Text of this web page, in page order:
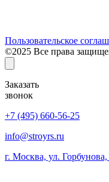
Пользовательское
©2025 Все права
Заказать
звонок
+7 (495) 660-56-25
info@stroyrs.ru
г. Москва, ул.